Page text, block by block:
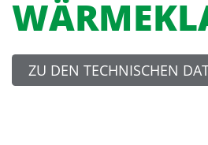
ZU DEN TECHNISCHEN